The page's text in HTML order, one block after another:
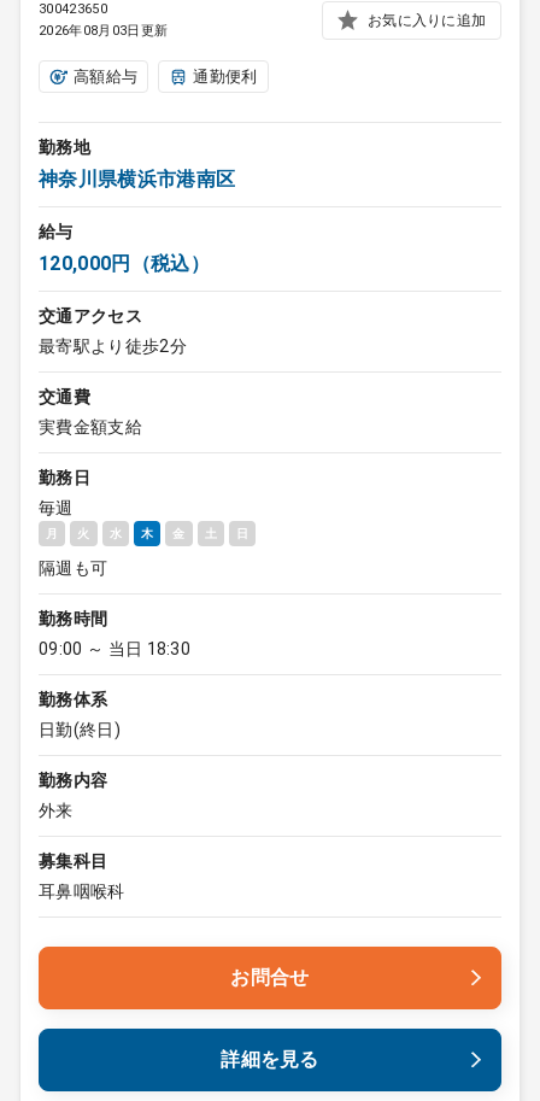
300423650
2026年08月03日更新
お気に入りに追加
高額給与 通勤便利
勤務地
神奈川県横浜市港南区
給与
120,000円（税込）
交通アクセス
最寄駅より徒歩2分
交通費
実費金額支給
勤務日
毎週
月 火 水 木 金 土 日
隔週も可
勤務時間
09:00 ～ 当日 18:30
勤務体系
日勤(終日)
勤務内容
外来
募集科目
耳鼻咽喉科
お問合せ
詳細を見る